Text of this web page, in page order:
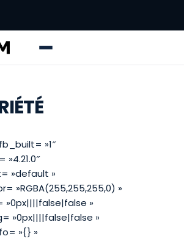
»1″
»4.21.0″
»default »
»RGBA(255,255,255,0) »
»
»0px||||false|false »
»{} »